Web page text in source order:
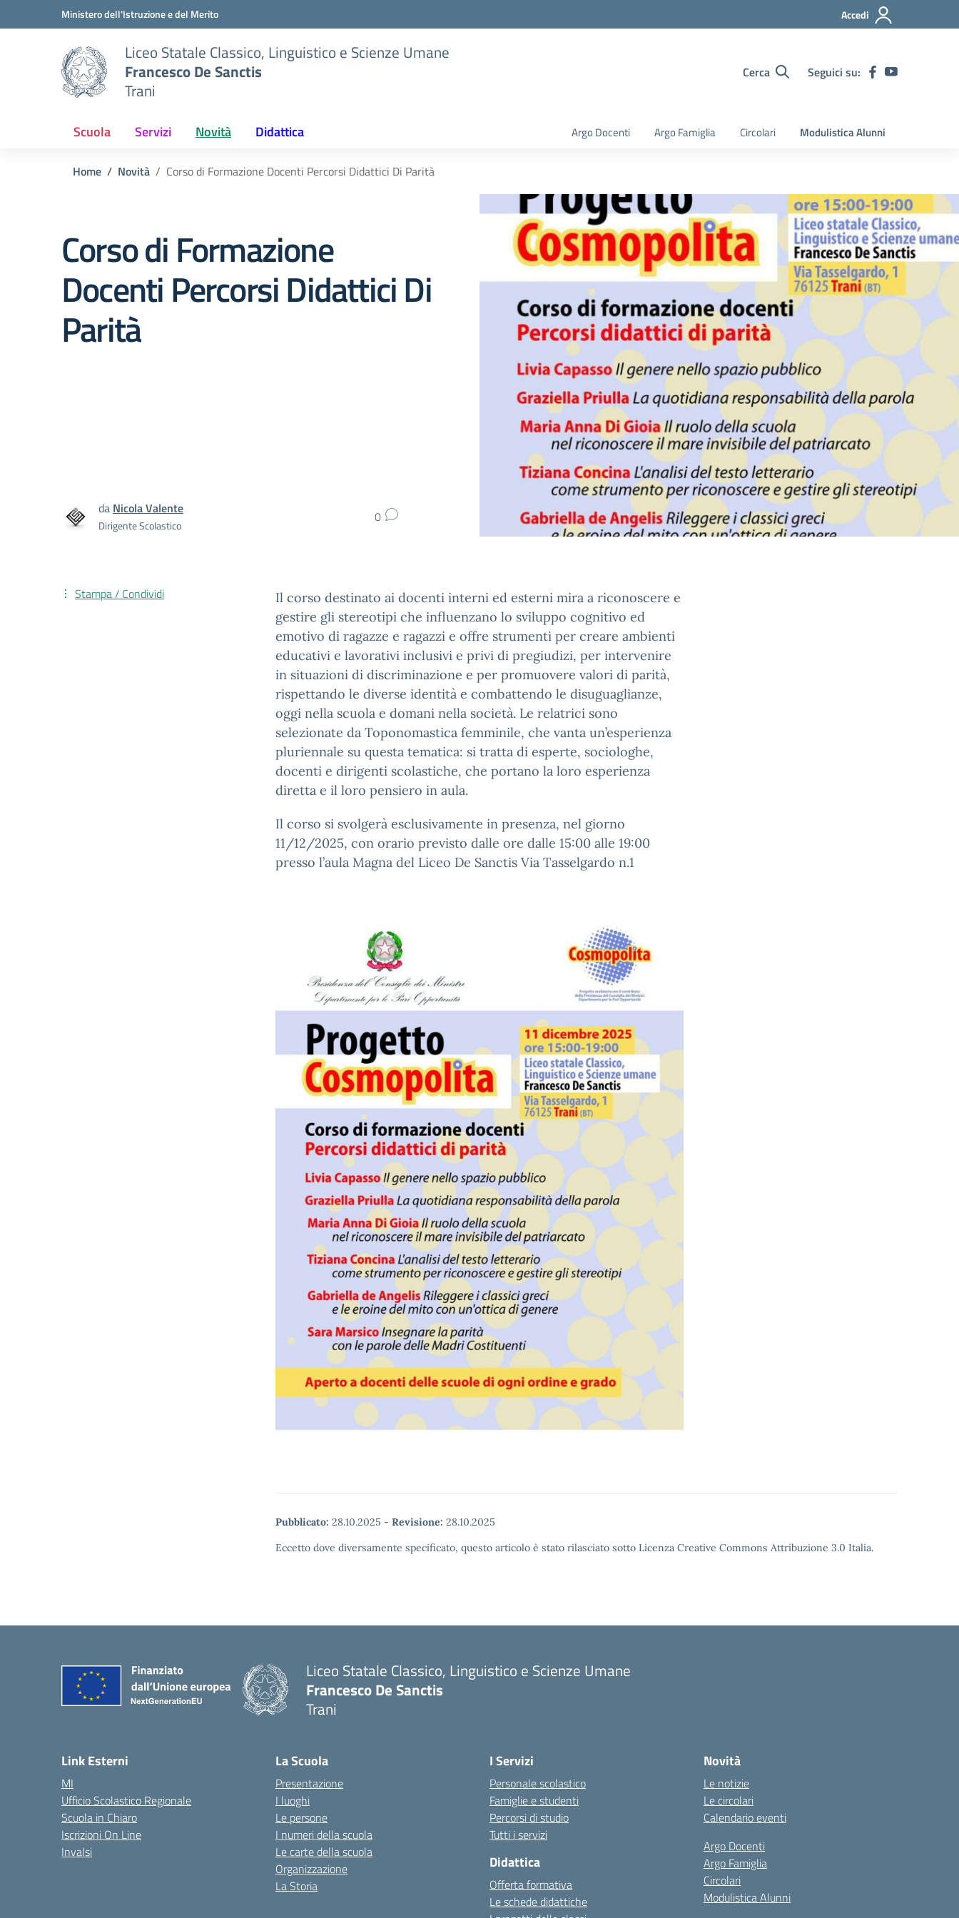
Vai ai contenuti
Vai al menu di navigazioneMinistero dell'Istruzione e del Merito Accedi
Liceo Statale Classico, Linguistico e Scienze Umane
Francesco De Sanctis
Trani
Cerca Seguici su:
Scuola Servizi Novità Didattica Argo Docenti Argo Famiglia Circolari Modulistica Alunni
Home Novità Corso di Formazione Docenti Percorsi Didattici Di Parità
Corso di Formazione
Docenti Percorsi Didattici Di
Parità
da Nicola Valente
Dirigente Scolastico 0
Il corso destinato ai docenti interni ed esterni mira a riconoscere e
gestire gli stereotipi che influenzano lo sviluppo cognitivo ed
emotivo di ragazze e ragazzi e offre strumenti per creare ambienti
educativi e lavorativi inclusivi e privi di pregiudizi, per intervenire
in situazioni di discriminazione e per promuovere valori di parità,
rispettando le diverse identità e combattendo le disuguaglianze,
oggi nella scuola e domani nella società. Le relatrici sono
selezionate da Toponomastica femminile, che vanta un’esperienza
pluriennale su questa tematica: si tratta di esperte, sociologhe,
docenti e dirigenti scolastiche, che portano la loro esperienza
diretta e il loro pensiero in aula.
Il corso si svolgerà esclusivamente in presenza, nel giorno
11/12/2025, con orario previsto dalle ore dalle 15:00 alle 19:00
presso l’aula Magna del Liceo De Sanctis Via Tasselgardo n.1
Pubblicato: 28.10.2025 - Revisione: 28.10.2025
Eccetto dove diversamente specificato, questo articolo è stato rilasciato sotto Licenza Creative Commons Attribuzione 3.0 Italia.
Stampa / Condividi
Liceo Statale Classico, Linguistico e Scienze Umane
Francesco De Sanctis
Trani
Link Esterni
MI
Ufficio Scolastico Regionale
Scuola in Chiaro
Iscrizioni On Line
Invalsi
La Scuola
Presentazione
I luoghi
Le persone
I numeri della scuola
Le carte della scuola
Organizzazione
La Storia
I Servizi
Personale scolastico
Famiglie e studenti
Percorsi di studio
Tutti i servizi
Didattica
Offerta formativa
Le schede didattiche
Novità
Le notizie
Le circolari
Calendario eventi
Argo Docenti
Argo Famiglia
Circolari
Modulistica Alunni